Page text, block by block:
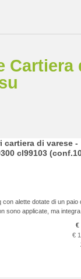
Cartiera
di varese -
cl99103
alette dotate di un paio
sono applicate, ma
€
€